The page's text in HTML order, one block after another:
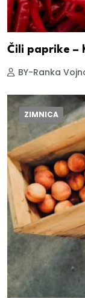
Čili paprike –
BY-Ranka
ZIMNICA